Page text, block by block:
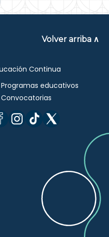
Volver arriba ∧
Continua
Programas educativos
Convocatorias